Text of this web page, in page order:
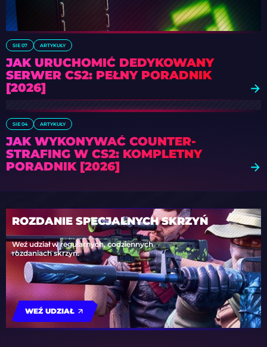
SIE 07 ARTYKUŁY
JAK URUCHOMIĆ DEDYKOWANY
SERWER CS2: PEŁNY PORADNIK
[2026]
SIE 04 ARTYKUŁY
JAK WYKONYWAĆ COUNTER-
STRAFING W CS2: KOMPLETNY
PORADNIK [2026]
ROZDANIE SPECJALNYCH SKRZYŃ
Weź udział w regularnych, codziennych
rozdaniach skrzyń.
WEŹ UDZIAŁ